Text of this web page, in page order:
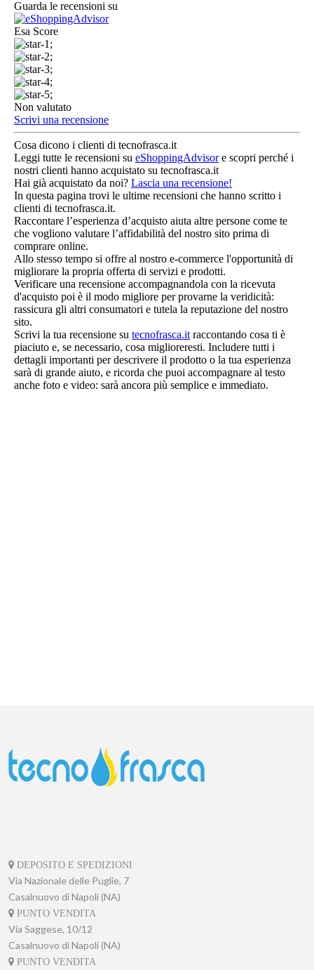
DEPOSITO E SPEDIZIONI
Via Nazionale delle Puglie, 7
Casalnuovo di Napoli (NA)
PUNTO VENDITA
Via Saggese, 10/12
Casalnuovo di Napoli (NA)
PUNTO VENDITA